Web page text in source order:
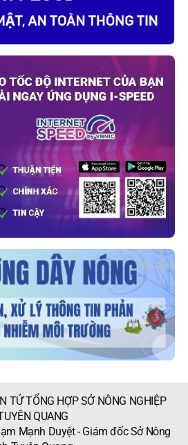
TỬ TỔNG HỢP SỞ NÔNG NGHIỆP
QUANG
Mạnh Duyệt - Giám đốc Sở Nông